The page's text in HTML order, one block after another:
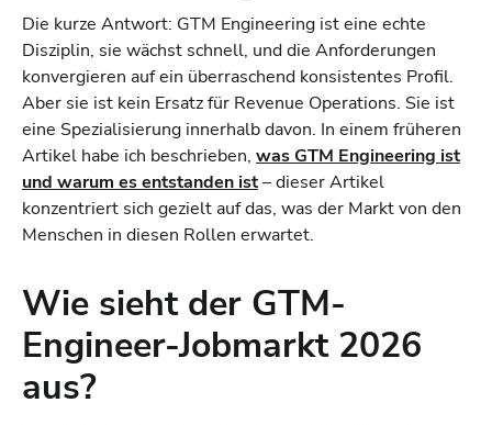
Die kurze Antwort: GTM Engineering ist eine echte
Disziplin, sie wächst schnell, und die Anforderungen
konvergieren auf ein überraschend konsistentes Profil.
Aber sie ist kein Ersatz für Revenue Operations. Sie ist
eine Spezialisierung innerhalb davon. In einem früheren
Artikel habe ich beschrieben, was GTM Engineering ist
und warum es entstanden ist– dieser Artikel
konzentriert sich gezielt auf das, was der Markt von den
Menschen in diesen Rollen erwartet.
Wie sieht der GTM-
Engineer-Jobmarkt 2026
aus?